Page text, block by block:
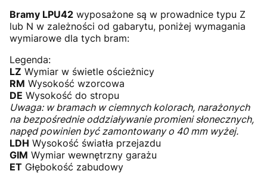
Bramy LPU42 wyposażone są w prowadnice typu Z
lub N w zależności od gabarytu, poniżej wymagania
wymiarowe dla tych bram:
Legenda:
LZ Wymiar w świetle ościeżnicy
RM Wysokość wzorcowa
DE Wysokość do stropu
Uwaga: w bramach w ciemnych kolorach, narażonych
na bezpośrednie oddziaływanie promieni słonecznych,
napęd powinien być zamontowany o 40 mm wyżej.
LDH Wysokość światła przejazdu
GIM Wymiar wewnętrzny garażu
ET Głębokość zabudowy